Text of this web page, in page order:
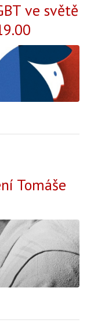
ve světě
Tomáše